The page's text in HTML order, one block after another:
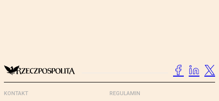
KONTAKT REGULAMIN